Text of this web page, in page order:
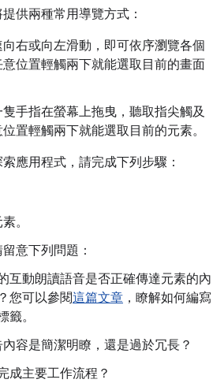
供兩種常用導覽方式：
向右或向左滑動，即可依序瀏覽各個
位置輕觸兩下就能選取目前的畫面
隻手指在螢幕上拖曳，聽取指尖觸及
置輕觸兩下就能選取目前的元素。
應用程式，請完成下列步驟：
。
意下列問題：
互動朗讀語音是否正確傳達元素的內
您可以參閱這篇文章 ，瞭解如何編寫
籤。
容是簡潔明瞭，還是過於冗長？
成主要工作流程？